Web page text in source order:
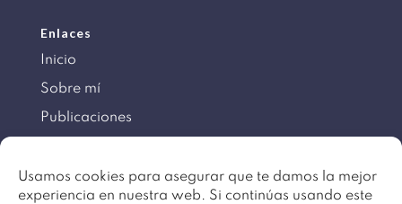
Usamos cookies para asegurar que te damos la mejor
experiencia en nuestra web. Si continúas usando este
Enlaces
Inicio
Sobre mí
Publicaciones
Información
Aviso legal